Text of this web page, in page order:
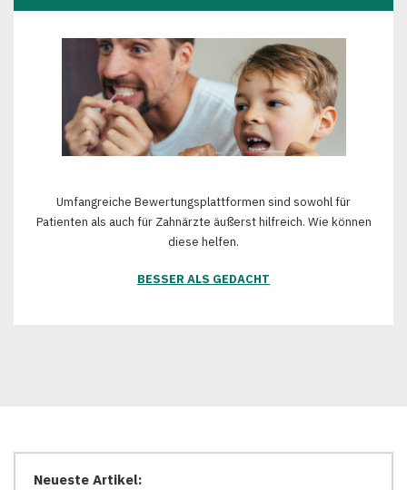
Umfangreiche Bewertungsplattformen sind sowohl für
Patienten als auch für Zahnärzte äußerst hilfreich. Wie können
diese helfen.
BESSER ALS GEDACHT
Neueste Artikel: